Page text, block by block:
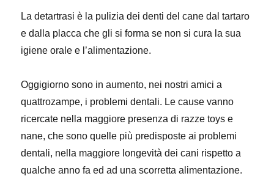
La detartrasi è la pulizia dei denti del cane dal tartaro
e dalla placca che gli si forma se non si cura la sua
igiene orale e l’alimentazione.
Oggigiorno sono in aumento, nei nostri amici a
quattrozampe, i problemi dentali. Le cause vanno
ricercate nella maggiore presenza di razze toys e
nane, che sono quelle più predisposte ai problemi
dentali, nella maggiore longevità dei cani rispetto a
qualche anno fa ed ad una scorretta alimentazione.